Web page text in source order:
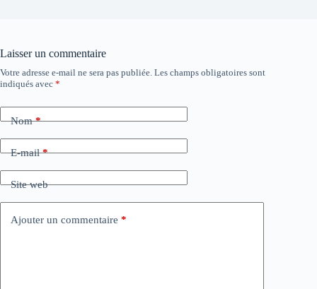
Laisser un commentaire
Votre adresse e-mail ne sera pas publiée. Les champs obligatoires sont
indiqués avec *
Nom*
E-mail*
Site web
Ajouter un commentaire *